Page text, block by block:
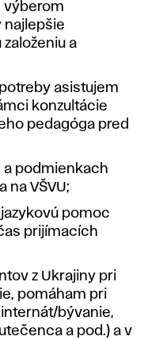
výberom
najlepšie
a
asistujem
konzultácie
pedagóga pred
podmienkach
na VŠVU;
pomoc
prijímacích
z Ukrajiny pri
pomáham pri
bývanie,
a pod.) a v